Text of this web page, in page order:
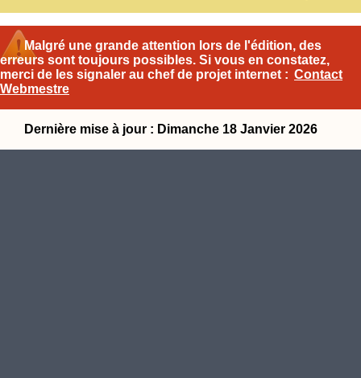
Malgré une grande attention lors de l'édition, des
erreurs sont toujours possibles. Si vous en constatez,
merci de les signaler au chef de projet internet : Contact
Webmestre
Dernière mise à jour : Dimanche 18 Janvier 2026